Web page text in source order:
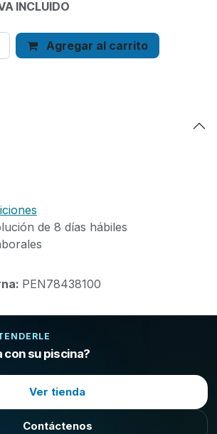
INCLUIDO
Agregar al carrito
de 8 días hábiles
PEN78438100
su piscina?
Ver tienda
Contáctenos